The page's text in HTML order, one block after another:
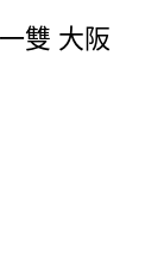
雙 大阪